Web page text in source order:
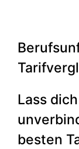
Lass
besten